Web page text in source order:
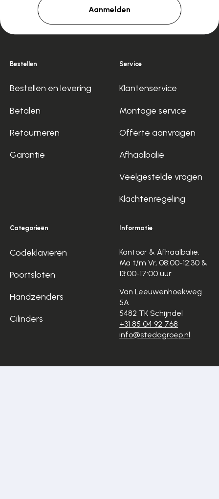
Aanmelden
Bestellen
Bestellen en levering
Betalen
Retourneren
Garantie
Service
Klantenservice
Montage service
Offerte aanvragen
Afhaalbalie
Veelgestelde vragen
Klachtenregeling
Categorieën
Codeklavieren
Poortsloten
Handzenders
Cilinders
Informatie
Kantoor & Afhaalbalie:
Ma t/m Vr, 08:00-12:30 &
13:00-17:00 uur
Van Leeuwenhoekweg
5A
5482 TK Schijndel
+31 85 04 92 768
info@stedagroep.nl